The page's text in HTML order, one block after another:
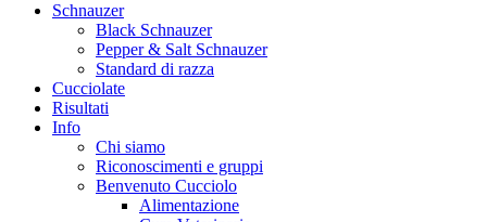
Schnauzer
Black Schnauzer
Pepper & Salt Schnauzer
Standard di razza
Cucciolate
Risultati
Info
Chi siamo
Riconoscimenti e gruppi
Benvenuto Cucciolo
Alimentazione